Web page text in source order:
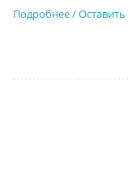
Подробнее /